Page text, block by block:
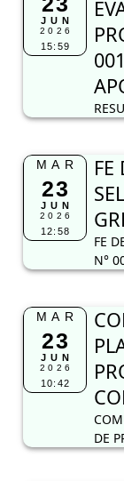
JUN
2026
15:59
MAR
23
JUN
2026
12:58
FE
FE
N°
MAR
23
JUN
2026
10:42
DE